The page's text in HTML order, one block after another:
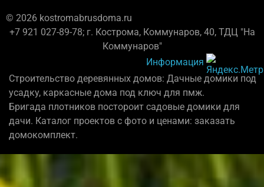
© 2026 kostromabrusdoma.ru
+7 921 027-89-78; г. Кострома, Коммунаров, 40, ТДЦ "На
Коммунаров"
Информация
Строительство деревянных домов: Дачные домики под
усадку, каркасные дома под ключ для пмж.
Бригада плотников постороит садовые домики для
дачи. Каталог проектов с фото и ценами: заказать
домокомплект.